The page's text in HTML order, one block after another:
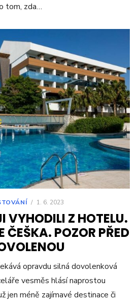
tom, zda…
/ 1. 6. 2023
VYHODILI Z HOTELU.
ČEŠKA. POZOR PŘED
opravdu silná dovolenková
vesměs hlásí naprostou
jen méně zajímavé destinace či